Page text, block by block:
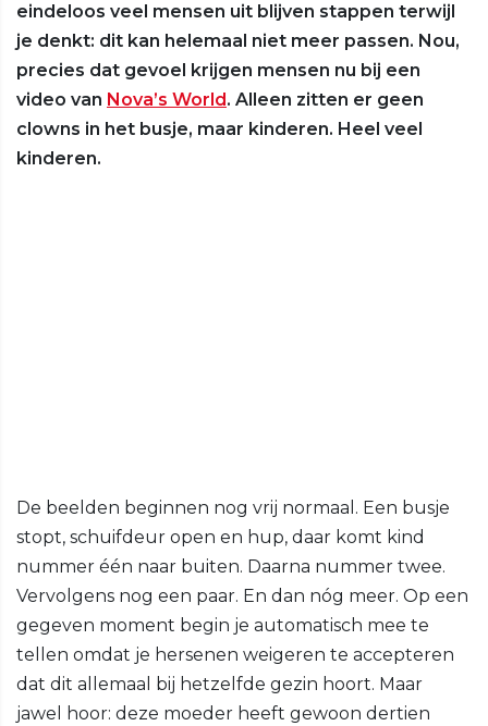
eindeloos veel mensen uit blijven stappen terwijl
je denkt: dit kan helemaal niet meer passen. Nou,
precies dat gevoel krijgen mensen nu bij een
video van Nova’s World. Alleen zitten er geen
clowns in het busje, maar kinderen. Heel veel
kinderen.
De beelden beginnen nog vrij normaal. Een busje
stopt, schuifdeur open en hup, daar komt kind
nummer één naar buiten. Daarna nummer twee.
Vervolgens nog een paar. En dan nóg meer. Op een
gegeven moment begin je automatisch mee te
tellen omdat je hersenen weigeren te accepteren
dat dit allemaal bij hetzelfde gezin hoort. Maar
jawel hoor: deze moeder heeft gewoon dertien